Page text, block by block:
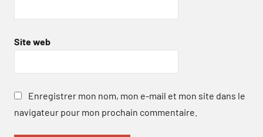
Site web
Enregistrer mon nom, mon e-mail et mon site dans le
navigateur pour mon prochain commentaire.